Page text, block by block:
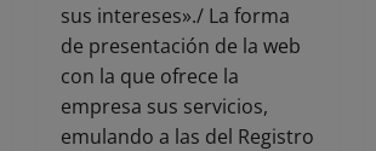
sus intereses»./ La forma
de presentación de la web
con la que ofrece la
empresa sus servicios,
emulando a las del Registro